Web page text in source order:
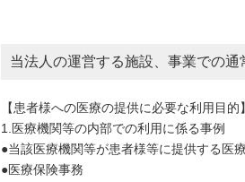
当法人の運営する施設、事業での
【患者様への医療の提供に必要な利用目的
1.医療機関等の内部での利用に係る事例
●当該医療機関等が患者様等に提供する医
●医療保険事務